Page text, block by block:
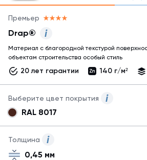
Премьер
Drap®
Представлены
два
основных
одноцветное
и
имитацией
натуральных
Материал с благородной текстурой
объектам строительства особый стиль
20 лет гарантии 140 г/м²
Выберите цвет покрытия
не
RAL 8017
Толщина
0,45 мм